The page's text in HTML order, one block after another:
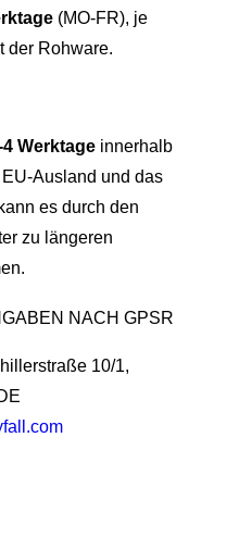
(MO-FR), je
der Rohware.
4 Werktageinnerhalb
Ausland und das
es durch den
zu längeren
NACH GPSR
10/1,